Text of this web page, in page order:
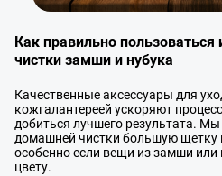
Как правильно
чистки замши и нубука
Качественные аксессуары для
кожгалантереей ускоряют
добиться лучшего результата.
домашней чистки большую щетку
особенно если вещи из замши или
цвету.